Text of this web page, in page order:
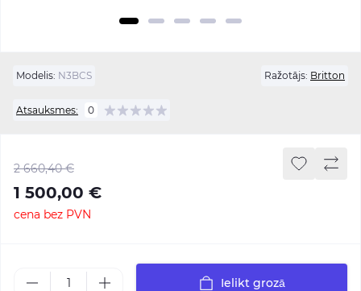
Modelis: N3BCS Ražotājs: Britton
Atsauksmes: 0
2 660,40 €
1 500,00 €
cena bez PVN
Ielikt grozā